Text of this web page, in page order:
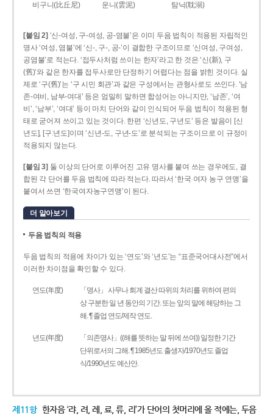
비구니(比丘尼)
운니(雲泥) 탐닉(耽溺)
[붙임 2] ‘신-여성, 구-여성, 공-염불’은 이미 두음 법칙이 적용된 자립적인
명사 ‘여성, 염불’에 ‘신-, 구-, 공-’이 결합한 구조이므로 ‘신여성, 구여성,
공염불’로 적는다. ‘접두사처럼 쓰이는 한자’라고 한 것은 ‘신(新), 구
(舊)’와 같은 한자를 접두사로만 단정하기 어렵다는 점을 밝힌 것이다. 실
제로 ‘구(舊)’는 ‘구 시민 회관’과 같은 구성에서는 관형사로도 쓰인다. ‘남
존­-여비, 남부-­여대’ 등은 엄밀히 말하면 합성어는 아니지만, ‘남존’, ‘여
비’, ‘남부’, ‘여대’ 등이 마치 단어와 같이 인식되어 두음 법칙이 적용된 형
태로 굳어져 쓰이고 있는 것이다. 한편 ‘신년도, 구년도’ 등은 발음이 [신
년도], [구ː년도]이며 ‘신년­-도, 구년-­도’로 분석되는 구조이므로 이 규정이
적용되지 않는다.
[붙임 3] 둘 이상의 단어로 이루어진 고유 명사를 붙여 쓰는 경우에도, 결
합된 각 단어를 두음 법칙에 따라 적는다. 따라서 ‘한국 여자 농구 연맹’을
붙여서 쓰면 ‘한국여자농구연맹’이 된다.
더 알아보기
두음 법칙의 적용
두음 법칙의 적용에 차이가 있는 ‘연도’와 ‘년도’는 “표준국어대사전”에서
이러한 차이점을 확인할 수 있다.
연도(年度)
「명사」 사무나 회계 결산 따위의 처리를 위하여 편의
상 구분한 일 년 동안의 기간. 또는 앞의 말에 해당하는 그
해. ¶ 졸업 연도/제작 연도.
년도(年度)
「의존명사」((해를 뜻하는 말 뒤에 쓰여)) 일정한 기간
단위로서의 그해. ¶ 1985년도 출생자/1970년도 졸업
식/1990년도 예산안.
제11항 한자음 ‘랴, 려, 례, 료, 류, 리’가 단어의 첫머리에 올 적에는, 두음